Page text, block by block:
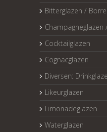
Bitterglazen /
Cocktailglazen
Cognacglazen
Diversen:
Likeurglazen
Limonadeglazen
Waterglazen